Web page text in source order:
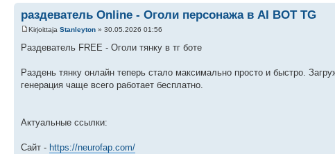
раздеватель Online - Оголи персонажа в AI BOT TG
Kirjoittaja Stanleyton » 30.05.2026 01:56
Раздеватель FREE - Оголи тянку в тг боте
Раздень тянку онлайн теперь стало максимально просто и быстро.
генерация чаще всего работает бесплатно.
Актуальныe ссылки:
Сайт - https://neurofap.com/